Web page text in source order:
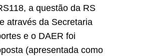
a questão da RS
através da Secretaria
e o DAER foi
(apresentada como